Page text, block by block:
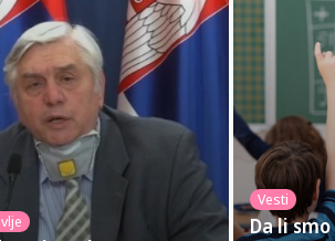
Vesti
Da li